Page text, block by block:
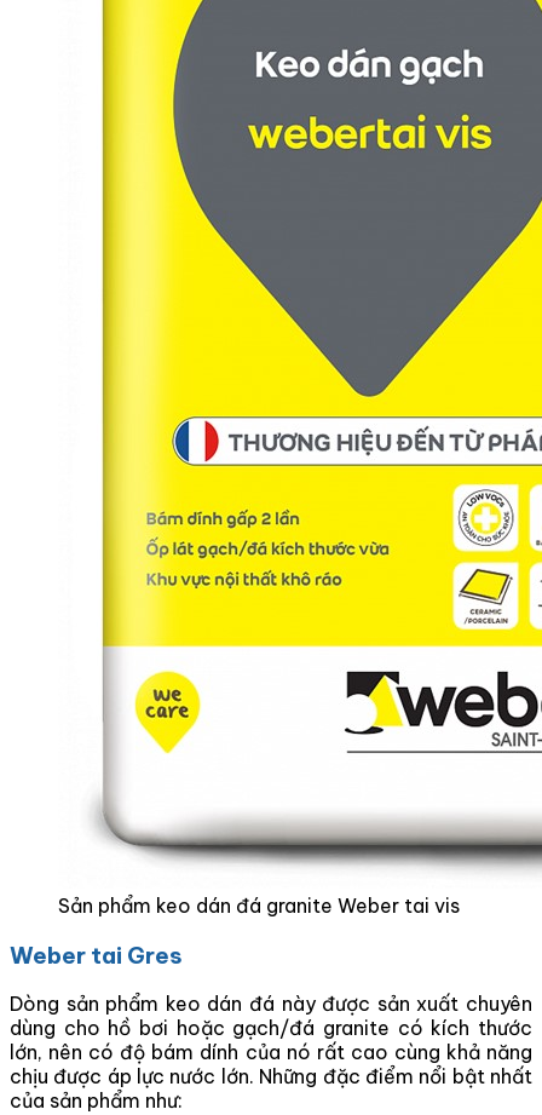
Sản phẩm keo dán đá granite Weber tai vis
Weber tai Gres
Dòng sản phẩm keo dán đá này được sản xuất chuyên
dùng cho hồ bơi hoặc gạch/đá granite có kích thước
lớn, nên có độ bám dính của nó rất cao cùng khả năng
chịu được áp lực nước lớn. Những đặc điểm nổi bật nhất
của sản phẩm như: